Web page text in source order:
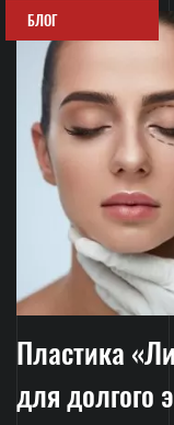
БЛОГ
Пластика
для долгого